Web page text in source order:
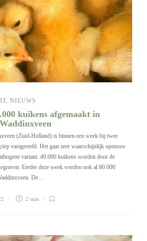
NIEUWS
kuikens afgemaakt in
(Zuid-Holland) is binnen een week bij twee
vastgesteld. Het gaat zeer waarschijnlijk opnieuw
variant. 40.000 kuikens worden door de
Eerder deze week werden ook al 80.000
De…
2 min